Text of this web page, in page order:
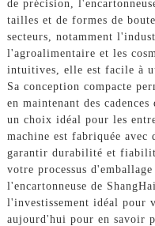
de précision,
tailles et de formes de
secteurs, notamment
l'agroalimentaire et les
intuitives, elle est facile à
Sa conception compacte
en maintenant des
un choix idéal pour les
machine est fabriquée avec
garantir durabilité et
votre processus
l'encartonneuse de
l'investissement idéal pour
aujourd'hui pour en savoir